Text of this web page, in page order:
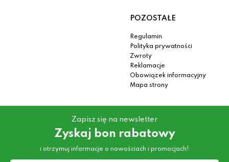
POZOSTAŁE
Regulamin
Polityka prywatności
Zwroty
Reklamacje
Obowiązek informacyjny
Mapa strony
Zapisz się na newsletter
Zyskaj bon rabatowy
i otrzymuj informacje o nowościach i promocjach!